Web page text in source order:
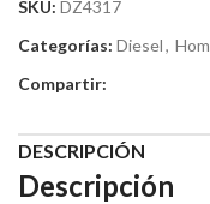
SKU: DZ4317
Categorías: Diesel,
Compartir:
DESCRIPCIÓN
Descripción